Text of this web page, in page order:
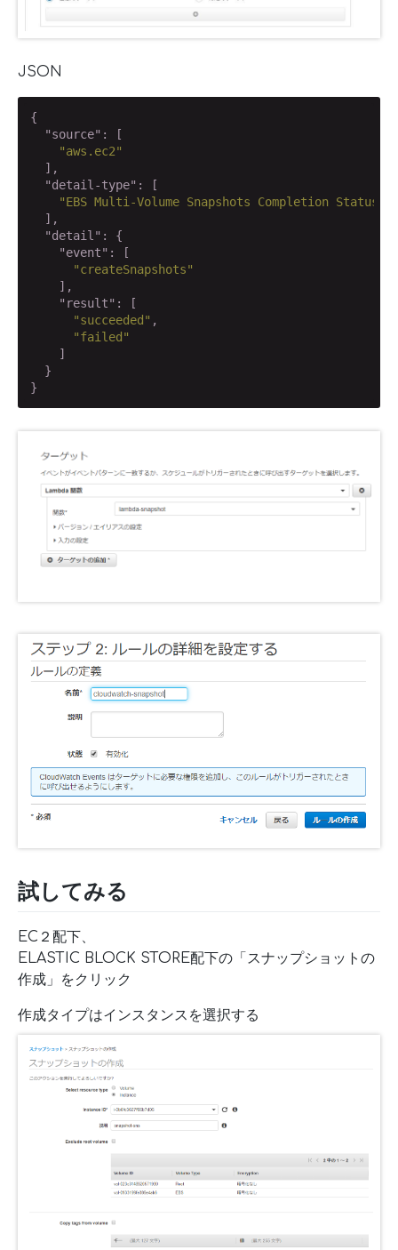
JSON
{
"source" : [
"aws.ec2"
  ],
"detail-type" : [
"EBS Multi-Volume Snapshots Completion Status"
  ],
"detail" : {
"event" : [
"createSnapshots"
    ],
"result" : [
"succeeded" ,
"failed"
    ]
  }
}
試してみる
EC２配下、
ELASTIC BLOCK STORE配下の「スナップショットの
作成」をクリック
作成タイプはインスタンスを選択する